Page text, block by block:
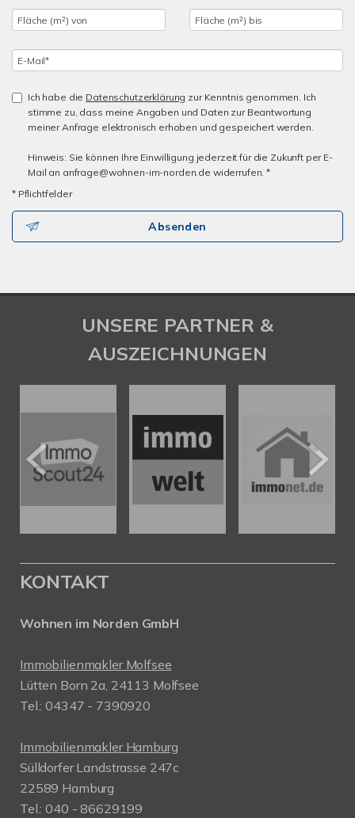
Ich habe die Datenschutzerklärung zur Kenntnis genommen. Ich
stimme zu, dass meine Angaben und Daten zur Beantwortung
meiner Anfrage elektronisch erhoben und gespeichert werden.
Hinweis: Sie können Ihre Einwilligung jederzeit für die Zukunft per E-
Mail an anfrage@wohnen-im-norden.de widerrufen. *
* Pflichtfelder
Absenden
UNSERE PARTNER &
AUSZEICHNUNGEN
KONTAKT
Wohnen im Norden GmbH
Immobilienmakler Molfsee
Lütten Born 2a, 24113 Molfsee
Tel.: 04347 - 7390920
Immobilienmakler Hamburg
Sülldorfer Landstrasse 247c
22589 Hamburg
Tel.: 040 - 86629199